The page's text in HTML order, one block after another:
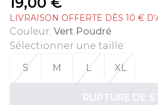
LIVRAISON OFFERTE DÈS 10 €
Couleur: Vert Poudré
Sélectionner une taille:
S
M L XL
RUPTURE DE